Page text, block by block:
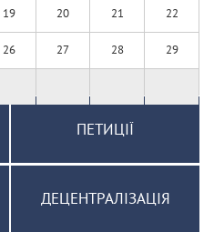
19 20 21 22
26 27 28 29
ПЕТИЦІЇ
ДЕЦЕНТРАЛІЗАЦІЯ